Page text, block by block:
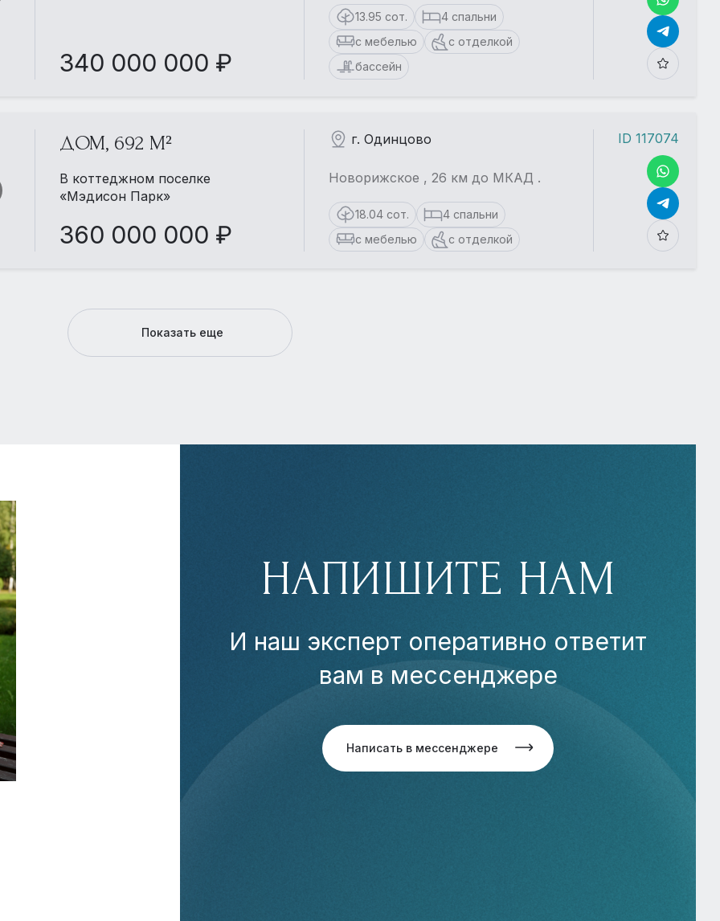
340 000 000 ₽
13.95 сот.
4 спальни
с мебелью
с отделкой
бассейн
ДОМ, 692 М²
В коттеджном поселке
«Мэдисон Парк»
360 000 000 ₽
г. Одинцово
Новорижское , 26 км до МКАД .
18.04 сот.
4 спальни
с мебелью
с отделкой
ID 117074
Показать еще
НАПИШИТЕ НАМ
И наш эксперт оперативно ответит
вам в мессенджере
Написать в мессенджере